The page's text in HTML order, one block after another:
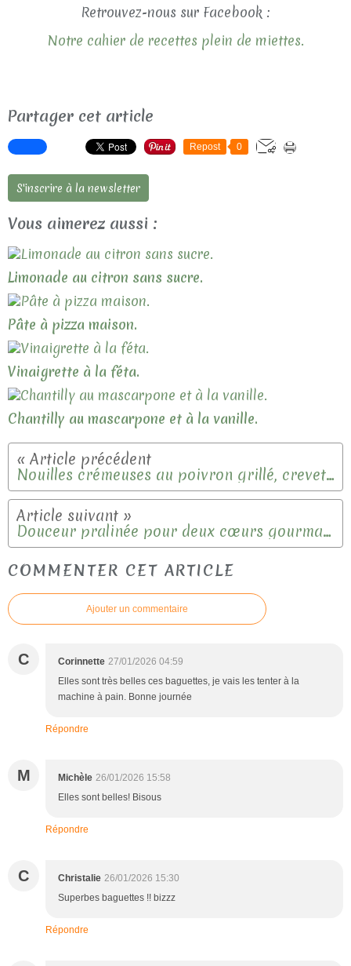
Retrouvez-nous sur Facebook :
Notre cahier de recettes plein de miettes.
Partager cet article
Repost 0
S'inscrire à la newsletter
Vous aimerez aussi :
Limonade au citron sans sucre.
Pâte à pizza maison.
Vinaigrette à la féta.
Chantilly au mascarpone et à la vanille.
Nouilles crémeuses au poivron grillé, crevettes et chorizo.
Douceur pralinée pour deux cœurs gourmands.
COMMENTER CET ARTICLE
Ajouter un commentaire
C Corinnette 27/01/2026 04:59
Elles sont très belles ces baguettes, je vais les tenter à la
machine à pain. Bonne journée
Répondre
M Michèle 26/01/2026 15:58
Elles sont belles! Bisous
Répondre
C Christalie 26/01/2026 15:30
Superbes baguettes !! bizzz
Répondre